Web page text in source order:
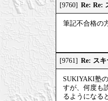
[9760] Re: Re:
筆記不合格の
[9761] Re: ス
SUKIYAKI塾
すが、何度も
るようになる